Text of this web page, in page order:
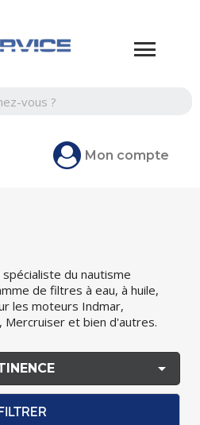
Mon compte
du nautisme
de filtres à eau, à huile,
les moteurs Indmar,
Mercruiser et bien d'autres.
